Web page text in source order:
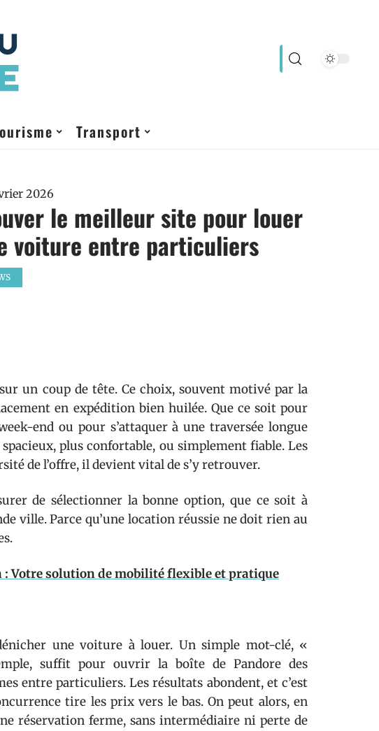
Transport
2026
le meilleur site pour louer
voiture entre particuliers
un coup de tête. Ce choix, souvent motivé par la
en expédition bien huilée. Que ce soit pour
end ou pour s’attaquer à une traversée longue
plus confortable, ou simplement fiable. Les
de l’offre, il devient vital de s’y retrouver.
de sélectionner la bonne option, que ce soit à
ville. Parce qu’une location réussie ne doit rien au
: Votre solution de mobilité flexible et pratique
une voiture à louer. Un simple mot-clé, «
suffit pour ouvrir la boîte de Pandore des
entre particuliers. Les résultats abondent, et c’est
tire les prix vers le bas. On peut alors, en
réservation ferme, sans intermédiaire ni perte de